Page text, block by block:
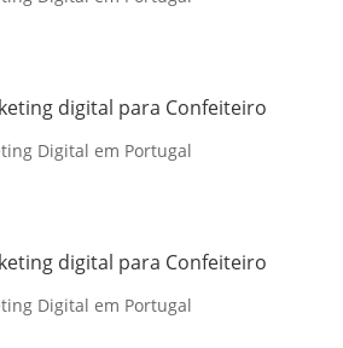
digital para Confeiteiro
Digital em Portugal
digital para Confeiteiro
Digital em Portugal